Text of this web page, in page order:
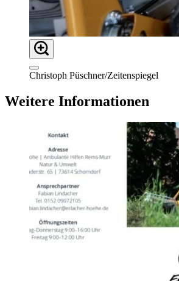
Christoph Püschner/Zeitenspiegel
Weitere Informationen